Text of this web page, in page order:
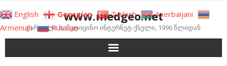
to
content
www.medgeo.net
ქართული სამედიცინო ინტერნეტ-ქსელი, 1996 წლიდან
English Georgian Turkish
Azerbaijani
Armenian
Russian